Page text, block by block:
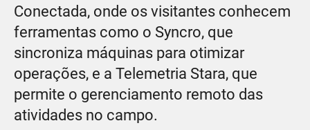
Conectada, onde os visitantes conhecem
ferramentas como o Syncro, que
sincroniza máquinas para otimizar
operações, e a Telemetria Stara, que
permite o gerenciamento remoto das
atividades no campo.